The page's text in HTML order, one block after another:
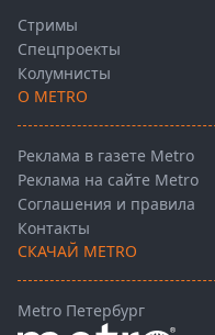
Стримы
Спецпроекты
Колумнисты
О METRO
Реклама в газете Metro
Реклама на сайте Metro
Соглашения и правила
Контакты
СКАЧАЙ METRO
Metro Петербург